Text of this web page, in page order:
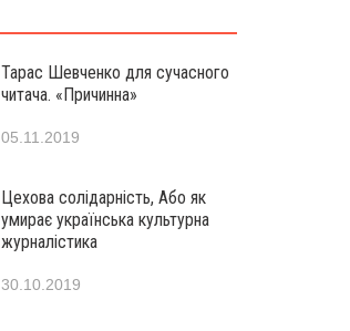
Тарас Шевченко для сучасного
читача. «Причинна»
05.11.2019
Цехова солідарність, Або як
умирає українська культурна
журналістика
30.10.2019